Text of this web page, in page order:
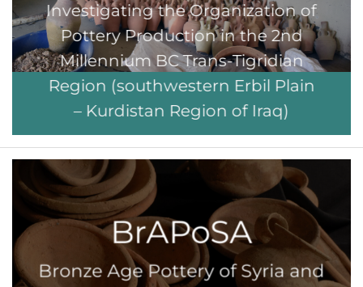
Investigating the Organization of
Pottery Production in the 2nd
Millennium BC Trans-Tigridian
Region (southwestern Erbil Plain
– Kurdistan Region of Iraq)
BrAPoSA
Bronze Age Pottery of Syria and